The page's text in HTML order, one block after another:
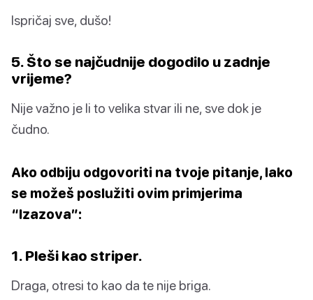
Ispričaj sve, dušo!
5. Što se najčudnije dogodilo u zadnje
vrijeme?
Nije važno je li to velika stvar ili ne, sve dok je
čudno.
Ako odbiju odgovoriti na tvoje pitanje, lako
se možeš poslužiti ovim primjerima
“Izazova”:
1. Pleši kao striper.
Draga, otresi to kao da te nije briga.